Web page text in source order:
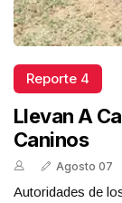
Reporte 4
Llevan A
Caninos
Agosto 07
Autoridades de